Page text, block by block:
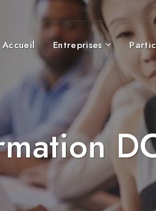
Accueil Entreprises